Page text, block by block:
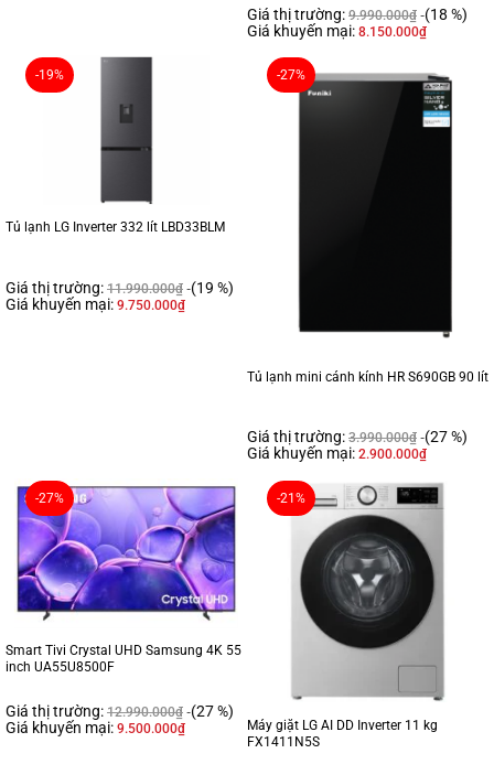
Giá thị trường: 9.990.000₫ (18 %)
Giá khuyến mại: 8.150.000₫
-19%
Tủ lạnh LG Inverter 332 lít LBD33BLM
Giá thị trường: 11.990.000₫ (19 %)
Giá khuyến mại: 9.750.000₫
-27%
Tủ lạnh mini cánh kính HR S690GB 90 lít
Giá thị trường: 3.990.000₫ (27 %)
Giá khuyến mại: 2.900.000₫
-27%
Smart Tivi Crystal UHD Samsung 4K 55
inch UA55U8500F
Giá thị trường: 12.990.000₫ (27 %)
Giá khuyến mại: 9.500.000₫
-21%
Máy giặt LG AI DD Inverter 11 kg
FX1411N5S